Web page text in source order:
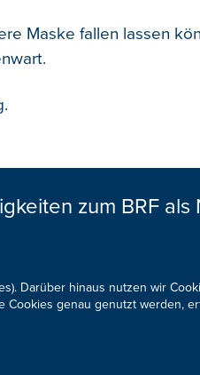
Maske fallen lassen
zum BRF
Darüber hinaus nutzen wir
Cookies genau genutzt werden,